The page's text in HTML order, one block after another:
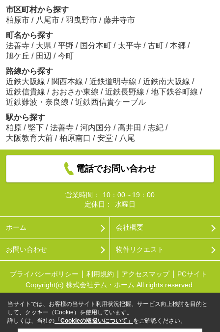
市区町村から探す
柏原市 / 八尾市 / 羽曳野市 / 藤井寺市
町名から探す
法善寺 / 大県 / 平野 / 国分本町 / 太平寺 / 古町 / 本郷 /
旭ケ丘 / 田辺 / 今町
路線から探す
近鉄大阪線 / 関西本線 / 近鉄道明寺線 / 近鉄南大阪線 /
近鉄信貴線 / おおさか東線 / 近鉄長野線 / 地下鉄谷町線 /
近鉄難波・奈良線 / 近鉄西信貴ケーブル
駅から探す
柏原 / 堅下 / 法善寺 / 河内国分 / 高井田 / 志紀 /
大阪教育大前 / 柏原南口 / 安堂 / 八尾
電話でお問い合わせ
営業時間：
10：00～19：00
定休日：
水曜日
ホーム 会社概要
お問い合わせ 物件リクエスト
プライバシーポリシー 利用規約 アクセスマップ
PCサイト
Copyright(c) 株式会社テム・ホーム All rights reserved.
当サイトでは、お客様の当サイト利用状況把握、サービス向上検討を目的と
して、クッキー（Cookie）を使用しています。
詳しくは、当社の 「Cookieの取扱いについて」 をご確認ください。